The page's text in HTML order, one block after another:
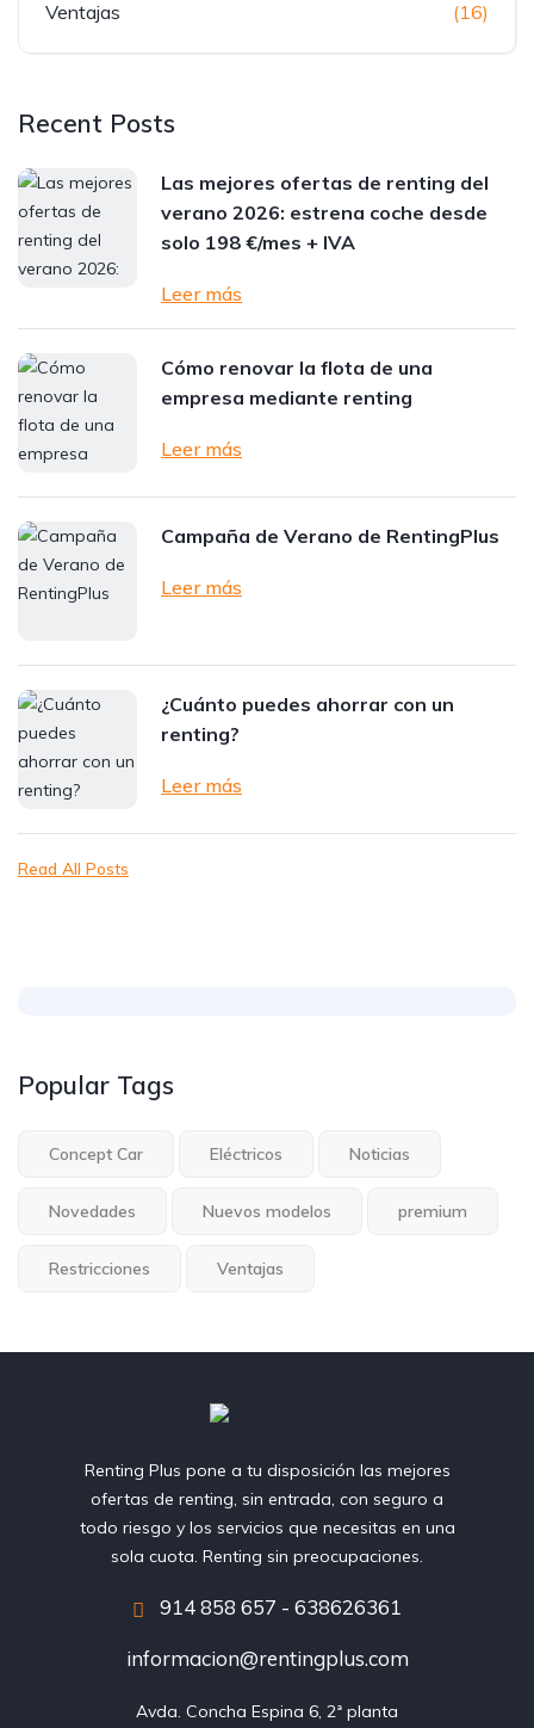
Ventajas (16)
Recent Posts
Las mejores ofertas de renting del
verano 2026: estrena coche desde
solo 198 €/mes + IVA
Leer más
Cómo renovar la flota de una
empresa mediante renting
Leer más
Campaña de Verano de RentingPlus
Leer más
¿Cuánto puedes ahorrar con un
renting?
Leer más
Read All Posts
Popular Tags
Concept Car Eléctricos Noticias
Novedades Nuevos modelos premium
Restricciones Ventajas
Renting Plus pone a tu disposición las mejores
ofertas de renting, sin entrada, con seguro a
todo riesgo y los servicios que necesitas en una
sola cuota. Renting sin preocupaciones.
914 858 657 - 638626361
informacion@rentingplus.com
Avda. Concha Espina 6, 2ª planta